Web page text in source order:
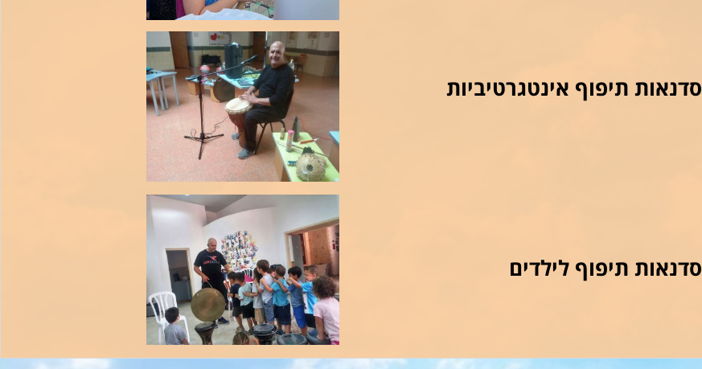
סדנאות תיפוף אינטגרטיביות
סדנאות תיפוף לילדים